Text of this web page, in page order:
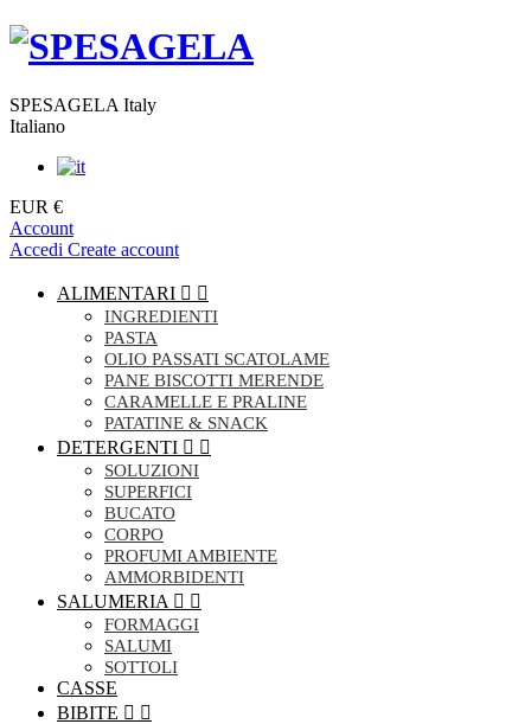
SPESAGELA Italy
Italiano
EUR €
Account
Accedi Create account
ALIMENTARI  
INGREDIENTI
PASTA
OLIO PASSATI SCATOLAME
PANE BISCOTTI MERENDE
CARAMELLE E PRALINE
PATATINE & SNACK
DETERGENTI  
SOLUZIONI
SUPERFICI
BUCATO
CORPO
PROFUMI AMBIENTE
AMMORBIDENTI
SALUMERIA  
FORMAGGI
SALUMI
SOTTOLI
CASSE
BIBITE  